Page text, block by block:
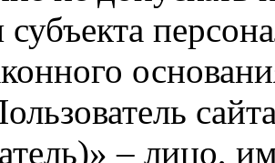
субъекта
– лицо,